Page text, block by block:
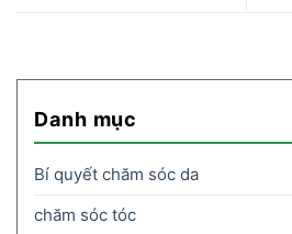
Danh mục
Bí quyết chăm sóc da
chăm sóc tóc